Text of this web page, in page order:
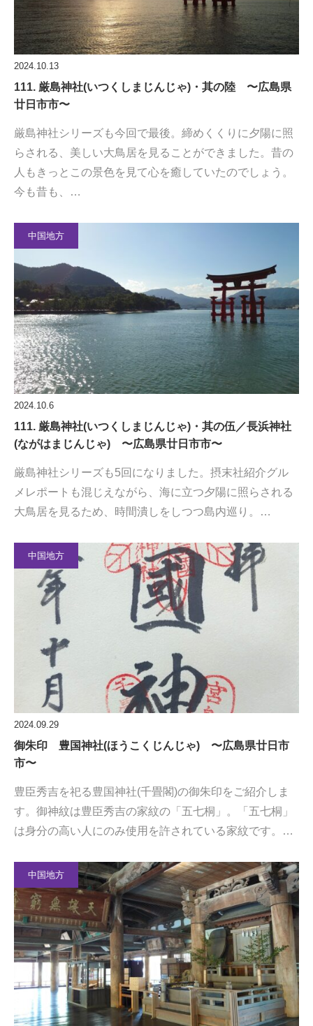
2024.10.13
111. 厳島神社(いつくしまじんじゃ)・其の陸 〜広島県
廿日市市〜
厳島神社シリーズも今回で最後。締めくくりに夕陽に照
らされる、美しい大鳥居を見ることができました。昔の
人もきっとこの景色を見て心を癒していたのでしょう。
今も昔も、…
中国地方
2024.10.6
111. 厳島神社(いつくしまじんじゃ)・其の伍／長浜神社
(ながはまじんじゃ) 〜広島県廿日市市〜
厳島神社シリーズも5回になりました。摂末社紹介グル
メレポートも混じえながら、海に立つ夕陽に照らされる
大鳥居を見るため、時間潰しをしつつ島内巡り。…
中国地方
2024.09.29
御朱印 豊国神社(ほうこくじんじゃ) 〜広島県廿日市
市〜
豊臣秀吉を祀る豊国神社(千畳閣)の御朱印をご紹介しま
す。御神紋は豊臣秀吉の家紋の「五七桐」。「五七桐」
は身分の高い人にのみ使用を許されている家紋です。…
中国地方